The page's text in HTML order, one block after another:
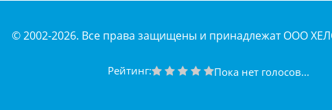
© 2002-2026. Все права защищены и принадлежат ООО
Рейтинг: Пока нет голосов...